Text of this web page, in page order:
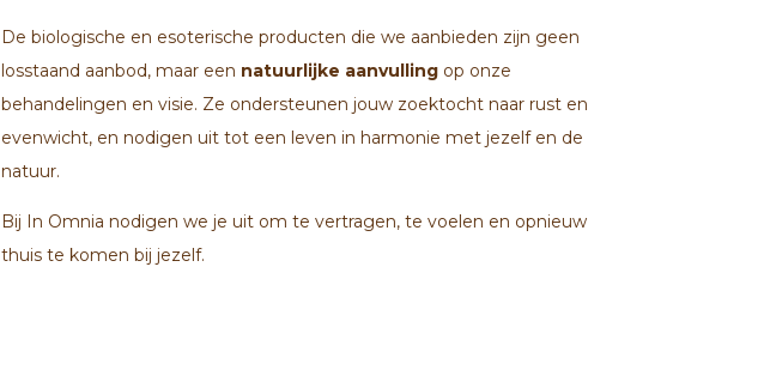
De biologische en esoterische producten die we aanbieden zijn geen
losstaand aanbod, maar een natuurlijke aanvullingop onze
behandelingen en visie. Ze ondersteunen jouw zoektocht naar rust en
evenwicht, en nodigen uit tot een leven in harmonie met jezelf en de
natuur.
Bij In Omnia nodigen we je uit om te vertragen, te voelen en opnieuw
thuis te komen bij jezelf.